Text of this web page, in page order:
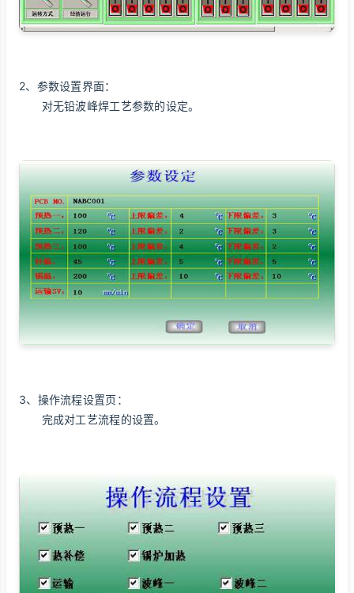
2、参数设置界面：
对无铅波峰焊工艺参数的设定。
3、操作流程设置页：
完成对工艺流程的设置。